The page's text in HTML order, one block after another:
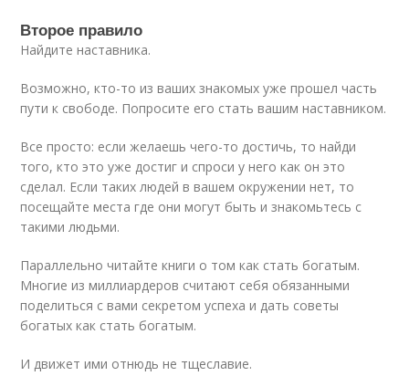
Второе правило
Найдите наставника.
Возможно, кто-то из ваших знакомых уже прошел часть
пути к свободе. Попросите его стать вашим наставником.
Все просто: если желаешь чего-то достичь, то найди
того, кто это уже достиг и спроси у него как он это
сделал. Если таких людей в вашем окружении нет, то
посещайте места где они могут быть и знакомьтесь с
такими людьми.
Параллельно читайте книги о том как стать богатым.
Многие из миллиардеров считают себя обязанными
поделиться с вами секретом успеха и дать советы
богатых как стать богатым.
И движет ими отнюдь не тщеславие.